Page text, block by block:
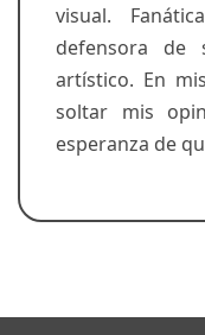
visual.
defensora de
artístico. En
soltar mis
esperanza de